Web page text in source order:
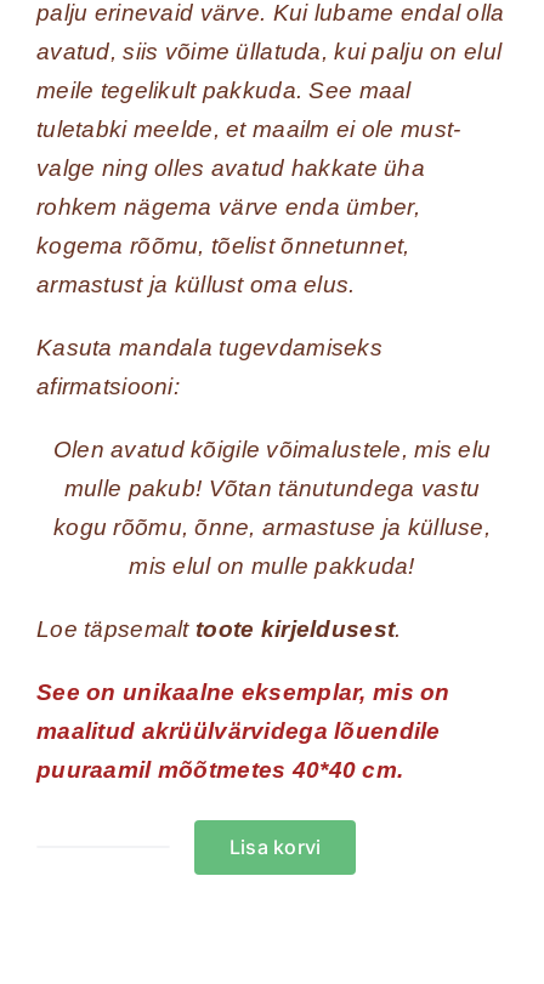
palju erinevaid värve. Kui lubame endal olla
avatud, siis võime üllatuda, kui palju on elul
meile tegelikult pakkuda. See maal
tuletabki meelde, et maailm ei ole must-
valge ning olles avatud hakkate üha
rohkem nägema värve enda ümber,
kogema rõõmu, tõelist õnnetunnet,
armastust ja küllust oma elus.
Kasuta mandala tugevdamiseks
afirmatsiooni:
Olen avatud kõigile võimalustele, mis elu
mulle pakub! Võtan tänutundega vastu
kogu rõõmu, õnne, armastuse ja külluse,
mis elul on mulle pakkuda!
Loe täpsemalttoote kirjeldusest.
See on unikaalne eksemplar, mis on
maalitud akrüülvärvidega lõuendile
puuraamil mõõtmetes 40*40 cm.
Lisa korvi